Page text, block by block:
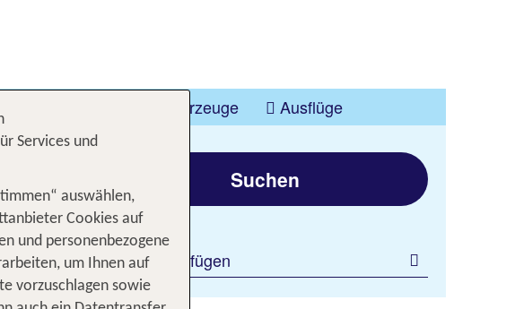
Fahrzeuge Ausflüge
Suchen
Filter hinzufügen
Services und
auswählen,
Cookies auf
und personenbezogene
um Ihnen auf
vorzuschlagen sowie